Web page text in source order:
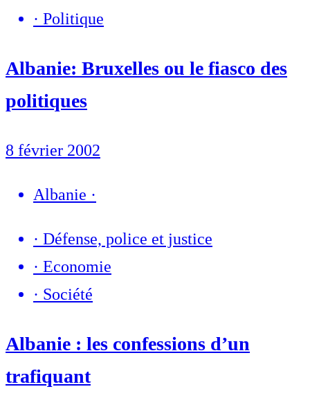
· Politique
Albanie: Bruxelles ou le fiasco des
politiques
8 février 2002
Albanie ·
· Défense, police et justice
· Economie
· Société
Albanie : les confessions d’un
trafiquant